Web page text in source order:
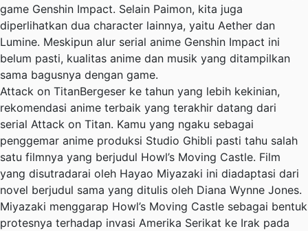
game Genshin Impact. Selain Paimon, kita juga
diperlihatkan dua character lainnya, yaitu Aether dan
Lumine. Meskipun alur serial anime Genshin Impact ini
belum pasti, kualitas anime dan musik yang ditampilkan
sama bagusnya dengan game.
Attack on TitanBergeser ke tahun yang lebih kekinian,
rekomendasi anime terbaik yang terakhir datang dari
serial Attack on Titan. Kamu yang ngaku sebagai
penggemar anime produksi Studio Ghibli pasti tahu salah
satu filmnya yang berjudul Howl’s Moving Castle. Film
yang disutradarai oleh Hayao Miyazaki ini diadaptasi dari
novel berjudul sama yang ditulis oleh Diana Wynne Jones.
Miyazaki menggarap Howl’s Moving Castle sebagai bentuk
protesnya terhadap invasi Amerika Serikat ke Irak pada